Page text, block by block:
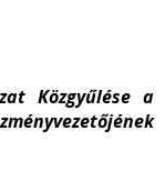
Közgyűlése a